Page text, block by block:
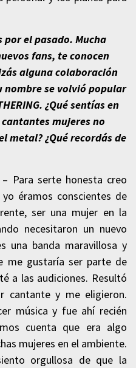
por el pasado. Mucha
fans, te conocen
alguna colaboración
se volvió popular
¿Qué sentías en
mujeres no
metal? ¿Qué recordás de
– Para serte honesta creo
yo éramos conscientes de
ser una mujer en la
necesitaron un nuevo
una banda maravillosa y
me gustaría ser parte de
a las audiciones. Resultó
cantante y me eligieron.
música y fue ahí recién
cuenta que era algo
mujeres en el ambiente.
orgullosa de que la